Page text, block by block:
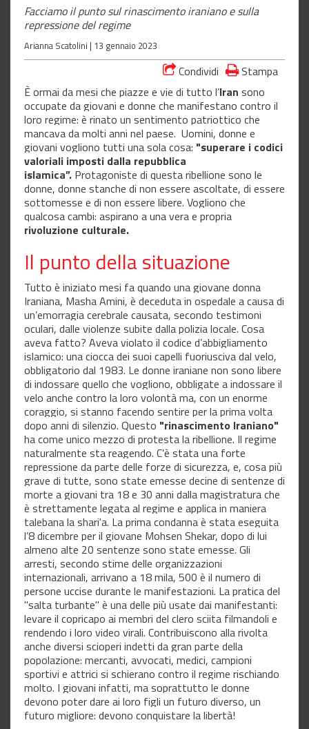
Facciamo il punto sul rinascimento iraniano e sulla
repressione del regime
Arianna Scatolini | 13 gennaio 2023
Condividi
Stampa
È ormai da mesi che piazze e vie di tutto l’Iran sono
occupate da giovani e donne che manifestano contro il
loro regime: è rinato un sentimento patriottico che
mancava da molti anni nel paese. Uomini, donne e
giovani vogliono tutti una sola cosa: "superare i codici
valoriali imposti dalla repubblica
islamica”. Protagoniste di questa ribellione sono le
donne, donne stanche di non essere ascoltate, di essere
sottomesse e di non essere libere. Vogliono che
qualcosa cambi: aspirano a una vera e propria
rivoluzione culturale.
Il punto della situazione
Tutto è iniziato mesi fa quando una giovane donna
Iraniana, Masha Amini, è deceduta in ospedale a causa di
un’emorragia cerebrale causata, secondo testimoni
oculari, dalle violenze subite dalla polizia locale. Cosa
aveva fatto? Aveva violato il codice d’abbigliamento
islamico: una ciocca dei suoi capelli fuoriusciva dal velo,
obbligatorio dal 1983. Le donne iraniane non sono libere
di indossare quello che vogliono, obbligate a indossare il
velo anche contro la loro volontà ma, con un enorme
coraggio, si stanno facendo sentire per la prima volta
dopo anni di silenzio. Questo "rinascimento Iraniano"
ha come unico mezzo di protesta la ribellione. Il regime
naturalmente sta reagendo. C’è stata una forte
repressione da parte delle forze di sicurezza, e, cosa più
grave di tutte, sono state emesse decine di sentenze di
morte a giovani tra 18 e 30 anni dalla magistratura che
è strettamente legata al regime e applica in maniera
talebana lashari'a. La prima condanna è stata eseguita
l’8 dicembre per il giovane Mohsen Shekar, dopo di lui
almeno alte 20 sentenze sono state emesse. Gli
arresti, secondo stime delle organizzazioni
internazionali, arrivano a 18 mila, 500 è il numero di
persone uccise durante le manifestazioni. La pratica del
"salta turbante" è una delle più usate dai manifestanti:
levare il copricapo ai membri del clero sciita filmandoli e
rendendo i loro video virali. Contribuiscono alla rivolta
anche diversi scioperi indetti da gran parte della
popolazione: mercanti, avvocati, medici, campioni
sportivi e attrici si schierano contro il regime rischiando
molto. I giovani infatti, ma soprattutto le donne
devono poter dare ai loro figli un futuro diverso, un
futuro migliore: devono conquistare la libertà!